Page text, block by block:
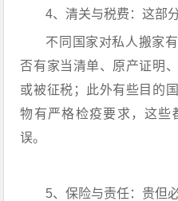
4、清关与税费：这部
不同国家对私人搬家
否有家当清单、原产证明
或被征税；此外有些目的
物有严格检疫要求，这些
误。
5、保险与责任：贵但